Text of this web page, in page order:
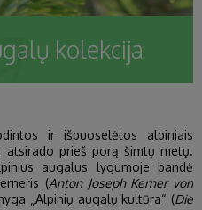
kolekcija
ir išpuoselėtos alpiniais
atsirado prieš porą šimtų metų.
augalus lygumoje bandė
(Anton Joseph Kerner von
„Alpinių augalų kultūra“ (Die